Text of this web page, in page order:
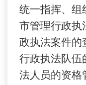
统一指挥、组
市管理行政执
政执法案件的
行政执法队伍
法人员的资格